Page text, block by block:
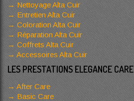
Nettoyage Alta Cuir
Entretien Alta Cuir
Coloration Alta Cuir
Réparation Alta Cuir
Coffrets Alta Cuir
Accessoires Alta Cuir
LES PRESTATIONS ELEGANCE CARE
After Care
Basic Care